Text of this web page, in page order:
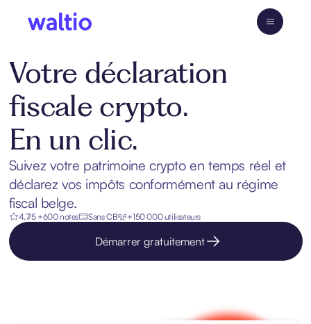
4.7/5 +600 notes Sans CB +150 000 utilisateurs
Votre déclaration
fiscale crypto.
En un clic.
Suivez votre patrimoine crypto en temps réel et
déclarez vos impôts conformément au régime
fiscal belge.
Démarrer gratuitement